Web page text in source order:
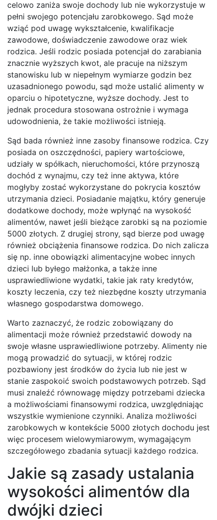
celowo zaniża swoje dochody lub nie wykorzystuje w
pełni swojego potencjału zarobkowego. Sąd może
wziąć pod uwagę wykształcenie, kwalifikacje
zawodowe, doświadczenie zawodowe oraz wiek
rodzica. Jeśli rodzic posiada potencjał do zarabiania
znacznie wyższych kwot, ale pracuje na niższym
stanowisku lub w niepełnym wymiarze godzin bez
uzasadnionego powodu, sąd może ustalić alimenty w
oparciu o hipotetyczne, wyższe dochody. Jest to
jednak procedura stosowana ostrożnie i wymaga
udowodnienia, że takie możliwości istnieją.
Sąd bada również inne zasoby finansowe rodzica. Czy
posiada on oszczędności, papiery wartościowe,
udziały w spółkach, nieruchomości, które przynoszą
dochód z wynajmu, czy też inne aktywa, które
mogłyby zostać wykorzystane do pokrycia kosztów
utrzymania dzieci. Posiadanie majątku, który generuje
dodatkowe dochody, może wpłynąć na wysokość
alimentów, nawet jeśli bieżące zarobki są na poziomie
5000 złotych. Z drugiej strony, sąd bierze pod uwagę
również obciążenia finansowe rodzica. Do nich zalicza
się np. inne obowiązki alimentacyjne wobec innych
dzieci lub byłego małżonka, a także inne
usprawiedliwione wydatki, takie jak raty kredytów,
koszty leczenia, czy też niezbędne koszty utrzymania
własnego gospodarstwa domowego.
Warto zaznaczyć, że rodzic zobowiązany do
alimentacji może również przedstawić dowody na
swoje własne usprawiedliwione potrzeby. Alimenty nie
mogą prowadzić do sytuacji, w której rodzic
pozbawiony jest środków do życia lub nie jest w
stanie zaspokoić swoich podstawowych potrzeb. Sąd
musi znaleźć równowagę między potrzebami dziecka
a możliwościami finansowymi rodzica, uwzględniając
wszystkie wymienione czynniki. Analiza możliwości
zarobkowych w kontekście 5000 złotych dochodu jest
więc procesem wielowymiarowym, wymagającym
szczegółowego zbadania sytuacji każdego rodzica.
Jakie są zasady ustalania
wysokości alimentów dla
dwójki dzieci